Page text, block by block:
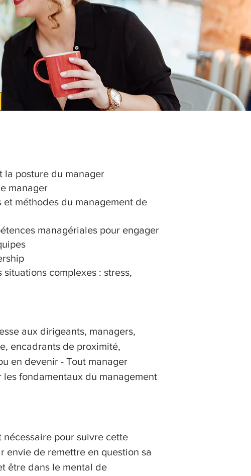
la posture du manager
manager
et méthodes du management de
managériales pour engager
complexes : stress,
aux dirigeants, managers,
encadrants de proximité,
en devenir - Tout manager
fondamentaux du management
nécessaire pour suivre cette
envie de remettre en question sa
être dans le mental de